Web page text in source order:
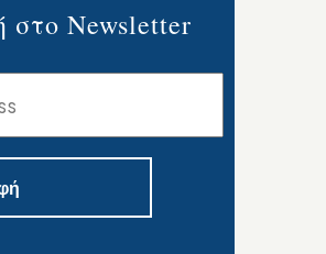
Newsletter